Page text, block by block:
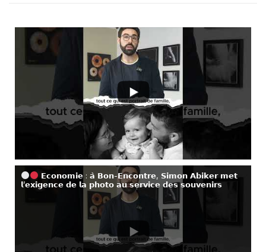
𝗘𝗰𝗼𝗻𝗼𝗺𝗶𝗲 : 𝗮̀ 𝗕𝗼𝗻-𝗘𝗻𝗰𝗼𝗻𝘁𝗿𝗲, 𝗦𝗶𝗺𝗼𝗻 𝗔𝗯𝗶𝗸𝗲𝗿 𝗺𝗲𝘁
𝗹’𝗲𝘅𝗶𝗴𝗲𝗻𝗰𝗲 𝗱𝗲 𝗹𝗮 𝗽𝗵𝗼𝘁𝗼 𝗮𝘂 𝘀𝗲𝗿𝘃𝗶𝗰𝗲 𝗱𝗲𝘀 𝘀𝗼𝘂𝘃𝗲𝗻𝗶𝗿𝘀